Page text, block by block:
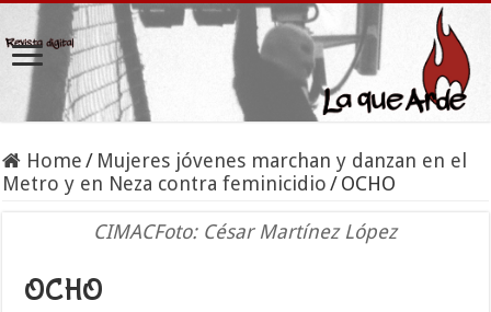
Home / Mujeres jóvenes marchan y danzan en el
Metro y en Neza contra feminicidio /OCHO
CIMACFoto: César Martínez López
OCHO